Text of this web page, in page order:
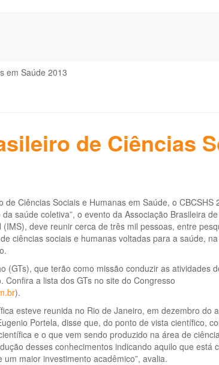
em Saúde 2013
de Ciências
de Ciências Sociais e Humanas em Saúde, o
saúde coletiva”, o evento da Associação Brasileira
deve reunir cerca de três mil pessoas, entre
ciências sociais e humanas voltadas para a saúde,
(GTs), que terão como missão conduzir as atividades
a lista dos GTs no site do Congresso
).
esteve reunida no Rio de Janeiro, em dezembro do
Portela, disse que, do ponto de vista científico,
e o que vem sendo produzido na área de
desses conhecimentos indicando aquilo que está
maior investimento acadêmico”, avalia.